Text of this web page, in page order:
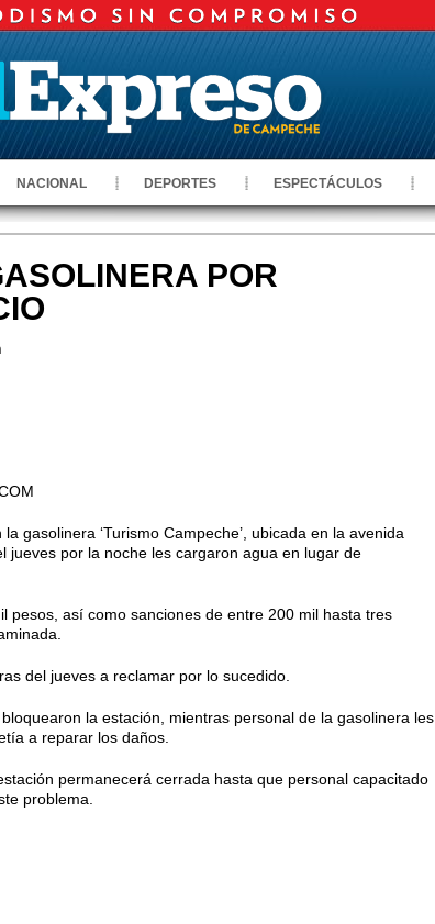
NACIONAL DEPORTES ESPECTÁCULOS
POR
gasolinera ‘Turismo Campeche’, ubicada en la avenida
jueves por la noche les cargaron agua en lugar de
pesos, así como sanciones de entre 200 mil hasta tres
del jueves a reclamar por lo sucedido.
la estación, mientras personal de la gasolinera les
a reparar los daños.
permanecerá cerrada hasta que personal capacitado
problema.